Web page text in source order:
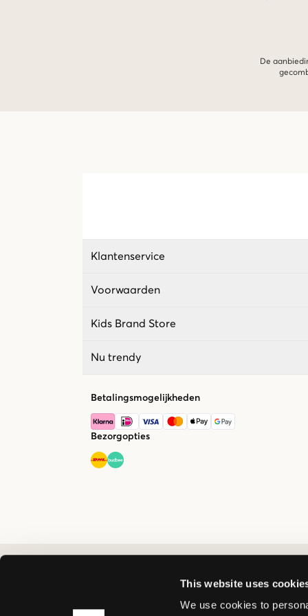
This website uses
We use cookies to
De
Klantenservice
Voorwaarden
Kids Brand Store
Nu trendy
Betalingsmogelijkheden
Bezorgopties